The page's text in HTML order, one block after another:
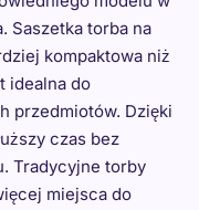
Saszetka torba na
kompaktowa niż
idealna do
przedmiotów. Dzięki
czas bez
Tradycyjne torby
miejsca do